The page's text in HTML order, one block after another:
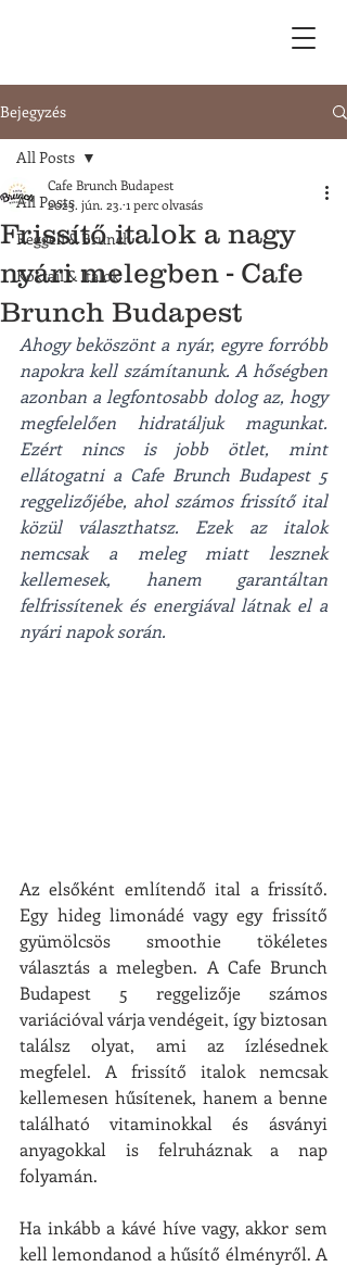
Bejegyzés
All Posts
Reggeli & Brunch
Koktail & Italok
All Posts
Frissítő italok a nagy
nyári melegben - Cafe
Brunch Budapest
Cafe Brunch Budapest
2023. jún. 23. 1 perc olvasás
Ahogy beköszönt a nyár, egyre forróbb
napokra kell számítanunk. A hőségben
azonban a legfontosabb dolog az, hogy
megfelelően hidratáljuk magunkat.
Ezért nincs is jobb ötlet, mint
ellátogatni a Cafe Brunch Budapest 5
reggelizőjébe, ahol számos frissítő ital
közül választhatsz. Ezek az italok
nemcsak a meleg miatt lesznek
kellemesek, hanem garantáltan
felfrissítenek és energiával látnak el a
nyári napok során.
Az elsőként említendő ital a frissítő.
Egy hideg limonádé vagy egy frissítő
gyümölcsös smoothie tökéletes
választás a melegben. A Cafe Brunch
Budapest 5 reggelizője számos
variációval várja vendégeit, így biztosan
találsz olyat, ami az ízlésednek
megfelel. A frissítő italok nemcsak
kellemesen hűsítenek, hanem a benne
található vitaminokkal és ásványi
anyagokkal is felruháznak a nap
folyamán.
Ha inkább a kávé híve vagy, akkor sem
kell lemondanod a hűsítő élményről. A